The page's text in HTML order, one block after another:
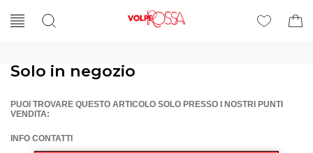
Solo in negozio
PUOI TROVARE QUESTO ARTICOLO SOLO PRESSO I NOSTRI PUNTI
VENDITA:
INFO CONTATTI